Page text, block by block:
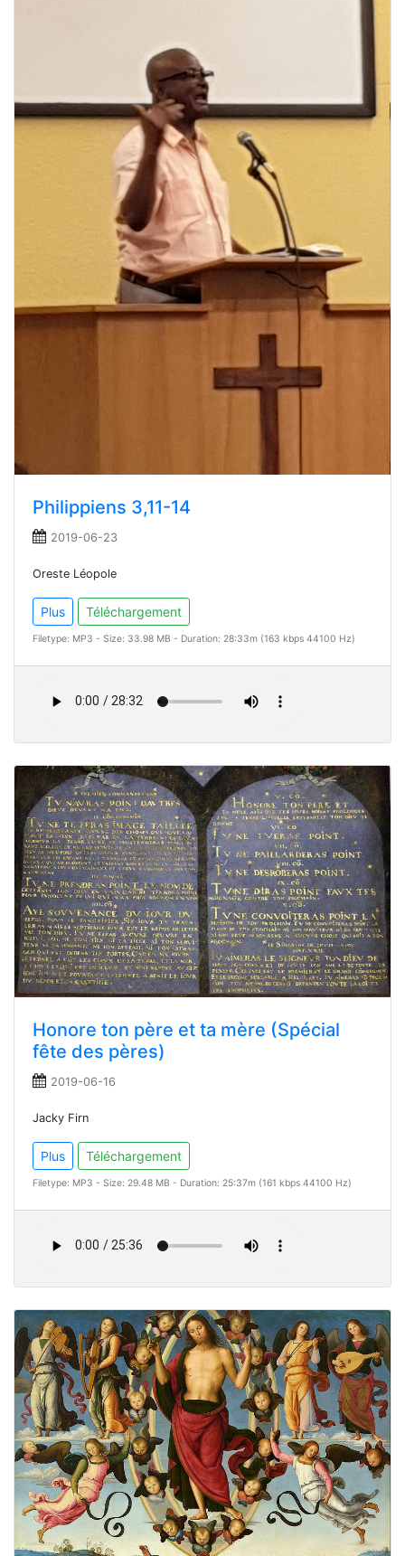
Philippiens 3,11-14
2019-06-23
Oreste Léopole
Plus Téléchargement
Filetype: MP3 - Size: 33.98 MB - Duration: 28:33m (163 kbps 44100 Hz)
Honore ton père et ta mère (Spécial
fête des pères)
2019-06-16
Jacky Firn
Plus Téléchargement
Filetype: MP3 - Size: 29.48 MB - Duration: 25:37m (161 kbps 44100 Hz)